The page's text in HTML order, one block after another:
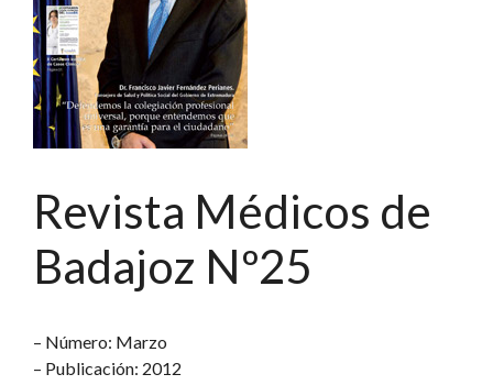
Revista Médicos de
Badajoz Nº25
– Número: Marzo
– Publicación: 2012